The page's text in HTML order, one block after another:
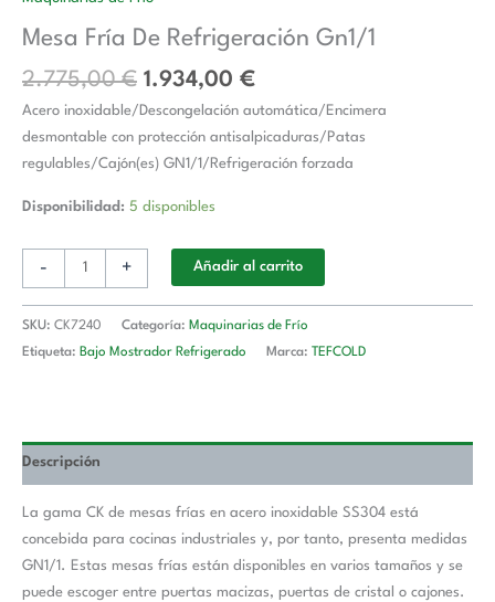
Mesa Fría De Refrigeración Gn1/1
2.775,00€
era:
2.775,00 €.
1.934,00 €
es:
1.934,00 €.
Acero inoxidable/Descongelación automática/Encimera
desmontable con protección antisalpicaduras/Patas
regulables/Cajón(es) GN1/1/Refrigeración forzada
Disponibilidad: 5 disponibles
-
Refrigeración
Gn1/1
+ Añadir al carrito
SKU: CK7240 Categoría: Maquinarias de Frío
Etiqueta: Bajo Mostrador Refrigerado Marca: TEFCOLD
Descripción
La gama CK de mesas frías en acero inoxidable SS304 está
concebida para cocinas industriales y, por tanto, presenta medidas
GN1/1. Estas mesas frías están disponibles en varios tamaños y se
puede escoger entre puertas macizas, puertas de cristal o cajones.